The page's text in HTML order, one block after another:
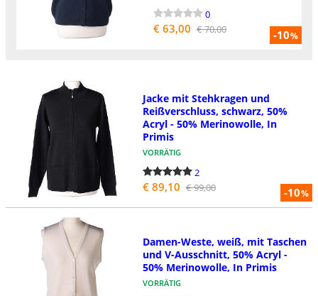
-10%
0
€ 63,00 € 70,00
-10%
Jacke mit Stehkragen und
Reißverschluss, schwarz, 50%
Acryl - 50% Merinowolle, In
Primis
VORRÄTIG
2
€ 89,10 € 99,00
Damen-Weste, weiß, mit Taschen
und V-Ausschnitt, 50% Acryl -
50% Merinowolle, In Primis
VORRÄTIG